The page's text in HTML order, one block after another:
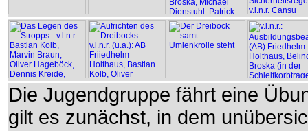
Die Jugendgruppe fährt eine
gilt es zunächst, in dem